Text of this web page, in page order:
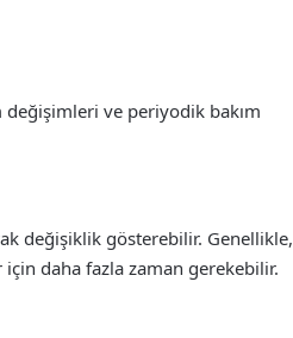
değişimleri ve periyodik bakım
değişiklik gösterebilir. Genellikle,
için daha fazla zaman gerekebilir.